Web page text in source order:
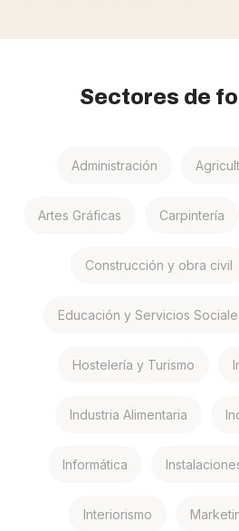
Sectores de
Administración
Artes Gráficas Carpintería
Construcción y obra civil
Educación y Servicios
Hostelería y Turismo
Industria Alimentaria
Informática
Interiorismo